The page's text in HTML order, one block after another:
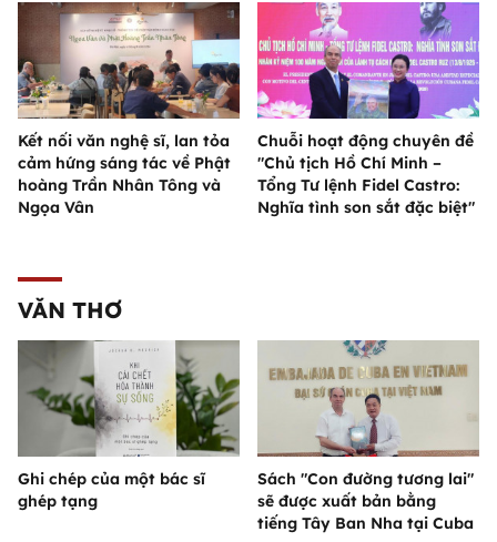
Kết nối văn nghệ sĩ, lan tỏa
cảm hứng sáng tác về Phật
hoàng Trần Nhân Tông và
Ngọa Vân
Chuỗi hoạt động chuyên đề
"Chủ tịch Hồ Chí Minh –
Tổng Tư lệnh Fidel Castro:
Nghĩa tình son sắt đặc biệt"
VĂN THƠ
Ghi chép của một bác sĩ
ghép tạng
Sách "Con đường tương lai"
sẽ được xuất bản bằng
tiếng Tây Ban Nha tại Cuba